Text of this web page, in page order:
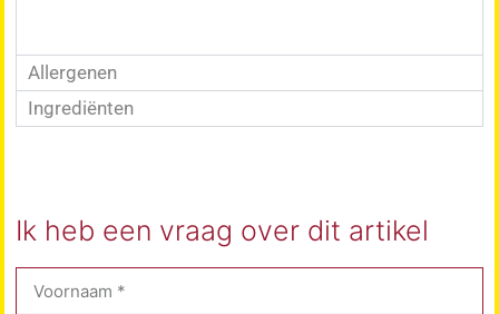
Allergenen
Ingrediënten
Ik heb een vraag over dit artikel